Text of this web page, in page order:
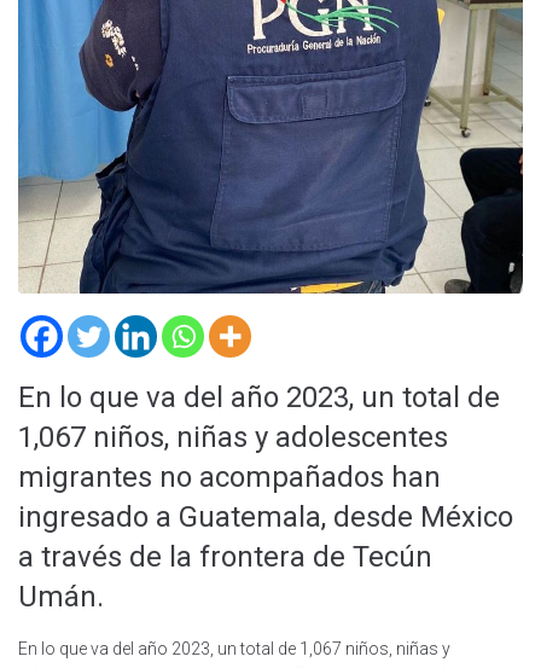
En lo que va del año 2023, un total de
1,067 niños, niñas y adolescentes
migrantes no acompañados han
ingresado a Guatemala, desde México
a través de la frontera de Tecún
Umán.
En lo que va del año 2023, un total de 1,067 niños, niñas y